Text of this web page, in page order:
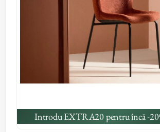
Introdu EXTRA20 pentru încă -